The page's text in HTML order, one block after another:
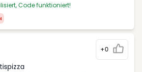
Code funktioniert!
+0